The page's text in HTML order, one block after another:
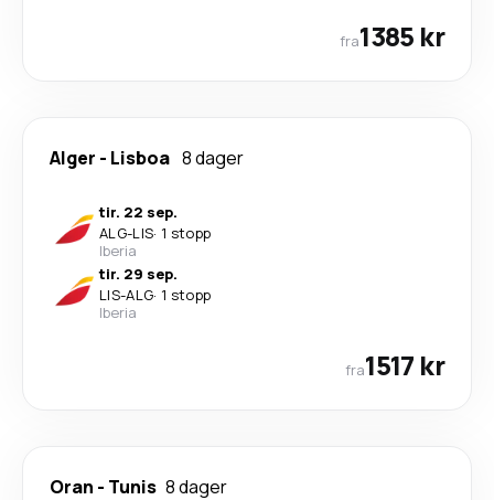
fra1385 kr
Alger - Lisboa 8 dager
tir. 22 sep.
ALG-LIS· 1 stopp
Iberia
tir. 29 sep.
LIS-ALG· 1 stopp
Iberia
fra1517 kr
Oran - Tunis 8 dager